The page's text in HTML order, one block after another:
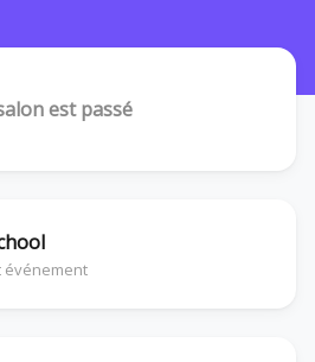
est passé
événement